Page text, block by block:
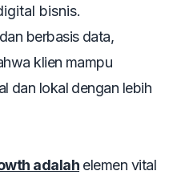
bisnis.
berbasis data,
klien mampu
dan lokal dengan lebih
adalah elemen vital